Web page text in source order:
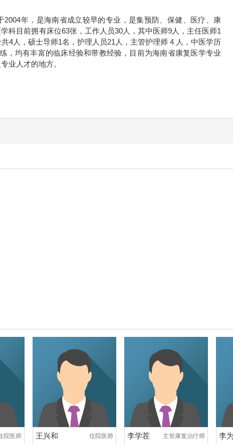
年，是海南省成立较早的专业，是集预防、保健、医疗、康
科目前拥有床位63张，工作人员30人，其中医师9人，主任医师1
4人，硕士导师1名，护理人员21人，主管护理师 4 人，中医学历
，均有丰富的临床经验和带教经验，目前为海南省康复医学专业
业人才的地方。
院医师 王兴和 住院医师 李学茬 主管康复治疗师 李